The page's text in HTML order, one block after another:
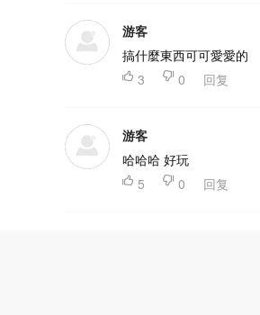
游客
搞什麼東西可可愛愛的
 3  0 回复
游客
哈哈哈 好玩
 5  0 回复